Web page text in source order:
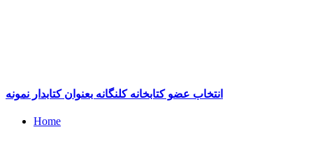
انتخاب عضو کتابخانه کلنگانه بعنوان کتابدار نمونه
Home